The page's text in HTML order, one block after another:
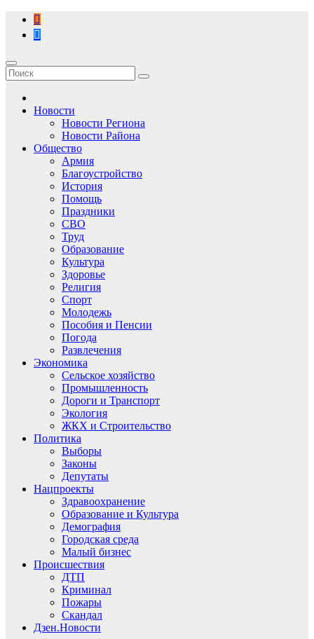
Перейти
содержимому
Новости
Новости Региона
Новости Района
Общество
Армия
Благоустройство
История
Помощь
Праздники
СВО
Труд
Образование
Культура
Здоровье
Религия
Спорт
Молодежь
Пособия и Пенсии
Погода
Развлечения
Экономика
Сельское хозяйство
Промышленность
Дороги и Транспорт
Экология
ЖКХ и Строительство
Политика
Выборы
Законы
Депутаты
Нацпроекты
Здравоохранение
Образование и Культура
Демография
Городская среда
Малый бизнес
Происшествия
ДТП
Криминал
Пожары
Скандал
Дзен.Новости